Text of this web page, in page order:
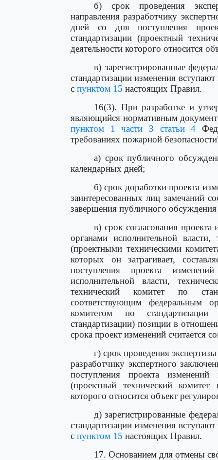
б) срок проведения
направления разработчику
дней со дня поступления
стандартизации (проектный
деятельности которого относится
в) зарегистрированные
стандартизации изменения
с пунктом 15 настоящих Правил.
16(3). При разработке и
являющийся нормативным
пунктом 1 части 3 статьи 4
требованиях пожарной
а) срок публичного
календарных дней;
б) срок доработки проекта
заинтересованных лиц замечаний
завершения публичного
в) срок согласования
органами исполнительной
(проектными техническими
которых он затрагивает,
поступления проекта
исполнительной власти,
технический комитет по
соответствующим федеральным
комитетом по
стандартизации) позиции в
срока проект изменений считается
г) срок проведения
разработчику экспертного
поступления проекта
(проектный технический комитет
которого относится объект
д) зарегистрированные
стандартизации изменения
с пунктом 15 настоящих Правил.
17. Основанием для отмены